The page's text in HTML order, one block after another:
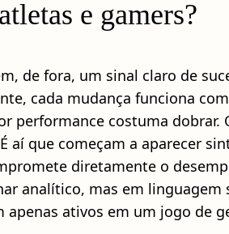
e gamers?
de fora, um sinal claro de
cada mudança funciona
performance costuma dobrar.
que começam a aparecer
diretamente o
analítico, mas em
ativos em um jogo de